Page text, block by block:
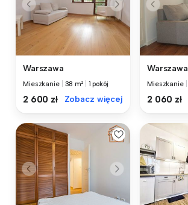
Warszawa
Mieszkanie 38 m² 1 pokój
2 600 zł Zobacz więcej
Warszawa
Mieszkanie
2 060 zł